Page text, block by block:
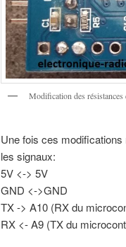
Modification des
Une fois ces
les signaux:
5V <-> 5V
GND <->GND
TX -> A10 (RX du
RX <- A9 (TX du